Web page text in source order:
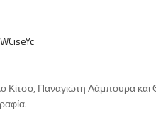
Κίτσο, Παναγιώτη Λάμπουρα